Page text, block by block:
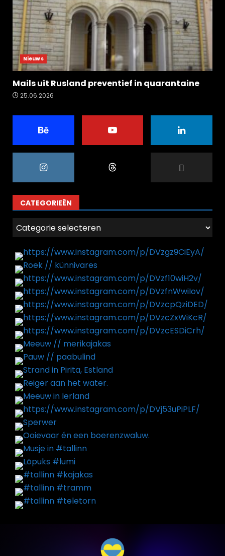
Nieuws
Mails uit Rusland preventief in quarantaine
25.06.2026
CATEGORIEËN
Categorieën